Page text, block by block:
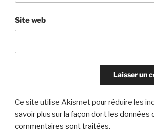
Site web
Ce site utilise Akismet pour réduire les
savoir plus sur la façon dont les données
commentaires sont traitées.